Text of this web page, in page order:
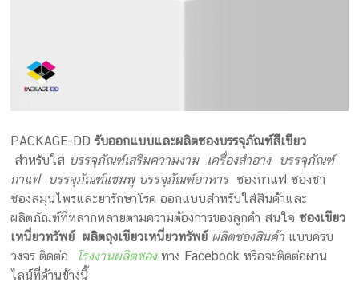
PACKAGE-DDรับออกแบบและผลิตซองบรรจุภัณฑ์สีเขียว
สำหรับใส่ บรรจุภัณฑ์เสริมความงาม เครื่องสำอาง บรรจุภัณฑ์
กาแฟ บรรจุภัณฑ์แชมพู บรรจุภัณฑ์อาหารซองกาแฟ ซองชา
ซองสมุนไพรและยารักษาโรค ออกแบบสำหรับใส่สินค้าและ
ผลิตภัณฑ์ที่หลากหลายตามความต้องการของลูกค้า สนใจซองเขียว
เหนี่ยวทรัพย์ ผลิตถุงเขียวเหนี่ยวทรัพย์ ผลิตซองสินค้า แบบครบ
วงจร ติดต่อ
โรงงานผลิตซอง ทาง Facebook หรือจะติดต่อผ่าน
ไลน์ที่ด้านข้างนี้